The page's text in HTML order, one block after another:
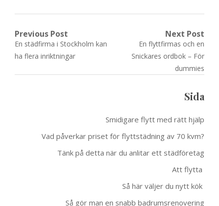
Post
navigation
Previous Post
Previous
post:
En städfirma i Stockholm kan
ha flera inriktningar
Next Post
Next
post:
En flyttfirmas och en
Snickares ordbok – För
dummies
Sida
Smidigare flytt med rätt hjälp
Vad påverkar priset för flyttstädning av 70 kvm?
Tänk på detta när du anlitar ett städföretag
Att flytta
Så här väljer du nytt kök
Så gör man en snabb badrumsrenovering